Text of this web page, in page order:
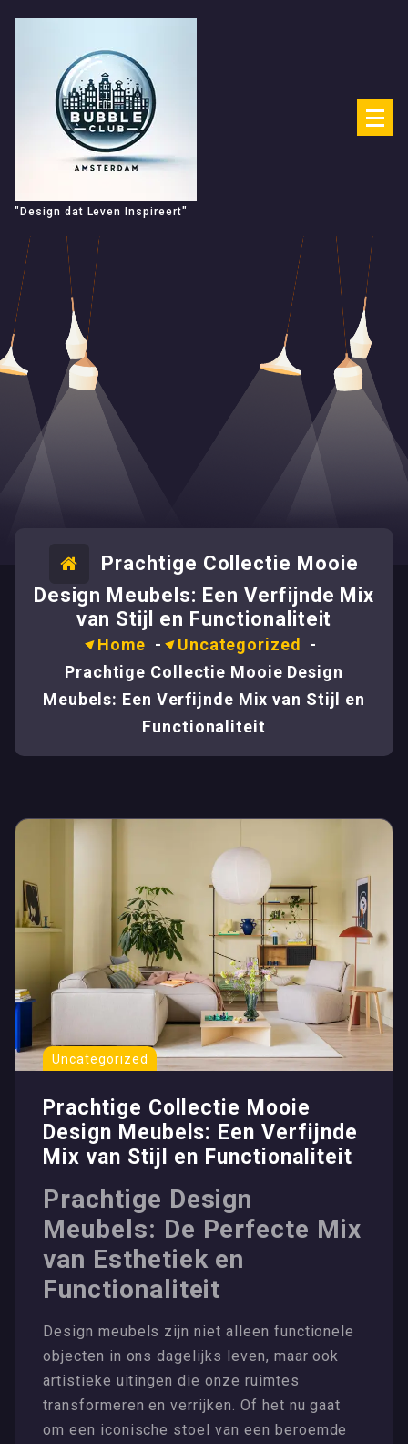
"Design dat Leven Inspireert"
Prachtige Collectie Mooie
Design Meubels: Een Verfijnde Mix
van Stijl en Functionaliteit
Home - Uncategorized -
Prachtige Collectie Mooie Design
Meubels: Een Verfijnde Mix van Stijl en
Functionaliteit
Uncategorized
Prachtige Collectie Mooie
Design Meubels: Een Verfijnde
Mix van Stijl en Functionaliteit
Prachtige Design
Meubels: De Perfecte Mix
van Esthetiek en
Functionaliteit
Design meubels zijn niet alleen functionele
objecten in ons dagelijks leven, maar ook
artistieke uitingen die onze ruimtes
transformeren en verrijken. Of het nu gaat
om een iconische stoel van een beroemde